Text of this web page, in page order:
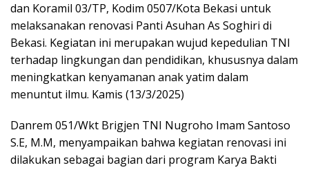
dan Koramil 03/TP, Kodim 0507/Kota Bekasi untuk
melaksanakan renovasi Panti Asuhan As Soghiri di
Bekasi. Kegiatan ini merupakan wujud kepedulian TNI
terhadap lingkungan dan pendidikan, khususnya dalam
meningkatkan kenyamanan anak yatim dalam
menuntut ilmu. Kamis (13/3/2025)
Danrem 051/Wkt Brigjen TNI Nugroho Imam Santoso
S.E, M.M, menyampaikan bahwa kegiatan renovasi ini
dilakukan sebagai bagian dari program Karya Bakti